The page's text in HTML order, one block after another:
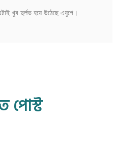
খুব দুর্লভ হয়ে উঠেছে এযুগে।
পোস্ট